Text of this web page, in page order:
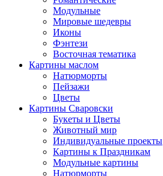
Модульные
Мировые шедевры
Иконы
Фэнтези
Восточная тематика
Картины маслом
Натюрморты
Пейзажи
Цветы
Картины Сваровски
Букеты и Цветы
Животный мир
Индивидуальные проекты
Картины к Праздникам
Модульные картины
Натюрморты